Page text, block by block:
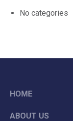
No categories
HOME
ABOUT US